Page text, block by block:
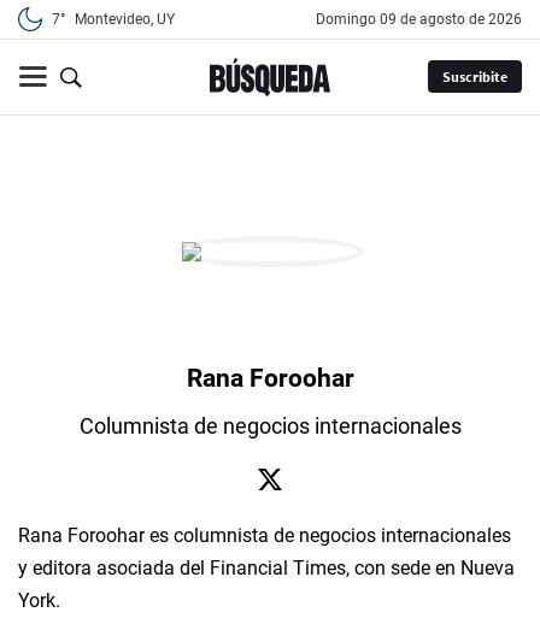
7° Montevideo, UY domingo 09 de agosto de 2026
Suscribite
Rana Foroohar
Columnista de negocios internacionales
Rana Foroohar es columnista de negocios internacionales
y editora asociada del Financial Times, con sede en Nueva
York.